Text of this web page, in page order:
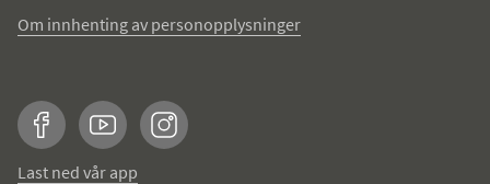
Om innhenting av personopplysninger
FacebookYouTubeInstagram
Last ned vår app